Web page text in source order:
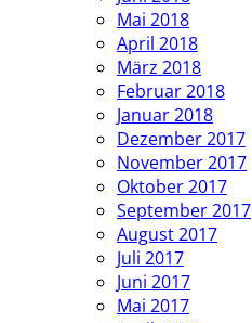
Mai 2018
April 2018
März 2018
Februar 2018
Januar 2018
Dezember 2017
November 2017
Oktober 2017
September 2017
August 2017
Juli 2017
Juni 2017
Mai 2017